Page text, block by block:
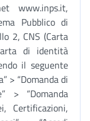
www.inps.it,
Pubblico di
2, CNS (Carta
di identità
il seguente
> “Domanda di
> “Domanda
Certificazioni,